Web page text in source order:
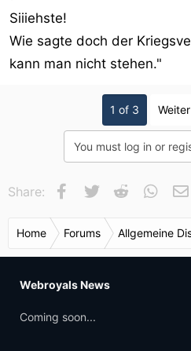
Siiiehste!
Wie sagte doch der
kann man nicht stehen."
1 of 3 Weiter
You must log in or
Share: Facebook
Twitter Reddit
Home Forums Allgemeine
Webroyals News
Coming soon...